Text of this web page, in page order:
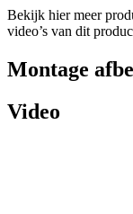
Bekijk hier meer
video’s van dit
Montage
Video